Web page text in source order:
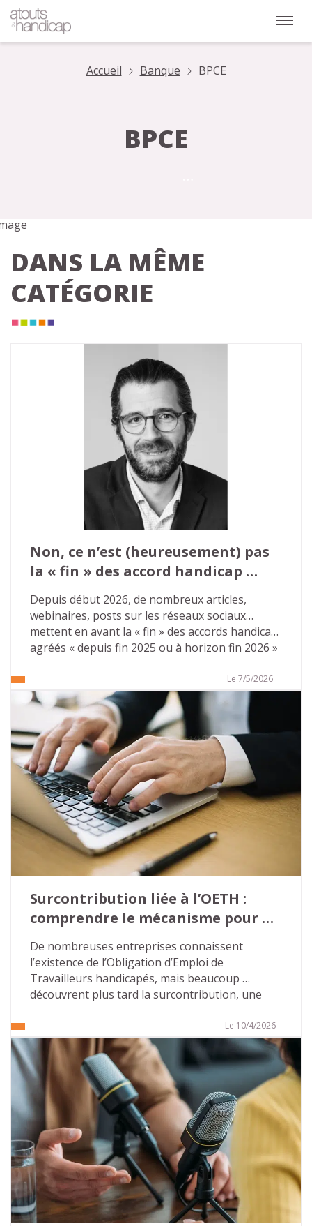
Accueil Banque BPCE
BPCE
DANS LA MÊME
CATÉGORIE
Non, ce n’est (heureusement) pas
la « fin » des accord handicap
agrées
Depuis début 2026, de nombreux articles,
webinaires, posts sur les réseaux sociaux…
mettent en avant la « fin » des accords handicap
agréés « depuis fin 2025 ou à horizon fin 2026 »
Ces publications mettent souvent en avant des
conséquences désastreuses. Il n’en est rien.
Tout d’abord parce que l’on ne peut pas parler
de « fin » mais aussi car des solutions
d’accompagnement existent pour pérenniser
leurs actions sur le champ de l’emploi des
personnes en situation de handicap.
Le 7/5/2026
Surcontribution liée à l’OETH :
comprendre le mécanisme pour
éviter les mauvaises surprises…
De nombreuses entreprises connaissent
l’existence de l’Obligation d’Emploi de
Travailleurs handicapés, mais beaucoup
découvrent plus tard la surcontribution, une
méconnaissance crée un terrain favorable aux
discours alarmistes de certains démarcheurs
commerciaux.
Pour les directions des ressources humaines et
les référents handicap, l’enjeu est simple :
comprendre les règles, sécuriser les pratiques
internes et ne pas céder à la pression
extérieure.
Le 10/4/2026